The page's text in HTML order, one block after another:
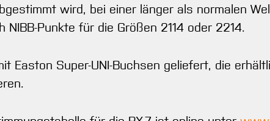
wird, bei einer länger als normalen
NIBB-Punkte für die Größen 2114 oder 2214.
Easton Super-UNI-Buchsen geliefert, die